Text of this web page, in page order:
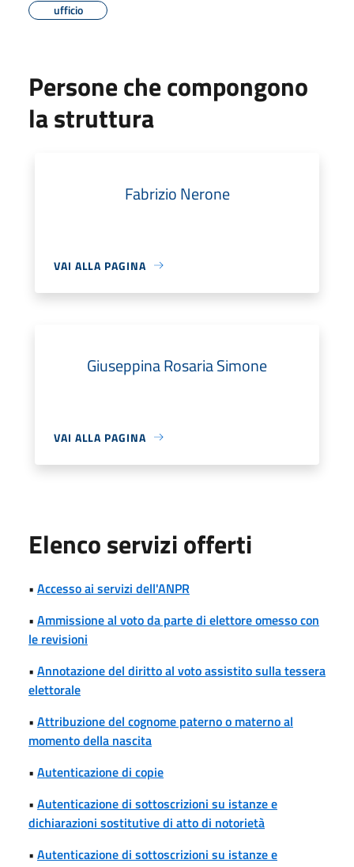
ufficio
Persone che compongono
la struttura
Fabrizio Nerone
VAI ALLA PAGINA
Giuseppina Rosaria Simone
VAI ALLA PAGINA
Elenco servizi offerti
• Accesso ai servizi dell'ANPR
• Ammissione al voto da parte di elettore omesso con
le revisioni
• Annotazione del diritto al voto assistito sulla tessera
elettorale
• Attribuzione del cognome paterno o materno al
momento della nascita
• Autenticazione di copie
• Autenticazione di sottoscrizioni su istanze e
dichiarazioni sostitutive di atto di notorietà
• Autenticazione di sottoscrizioni su istanze e